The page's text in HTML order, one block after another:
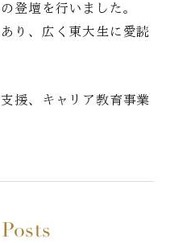
登壇を行いました。
り、広く東大生に愛読
援、キャリア教育事業